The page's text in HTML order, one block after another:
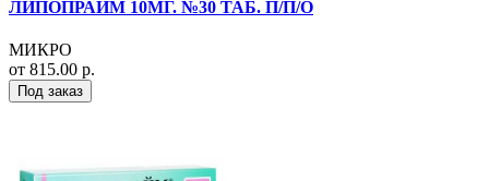
ЛИПОПРАЙМ 10МГ. №30 ТАБ. П/П/О
МИКРО
от 815.00 р.
Под заказ